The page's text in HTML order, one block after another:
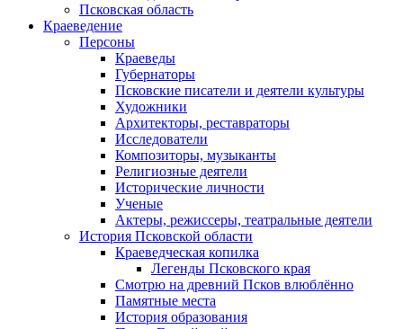
Псковская область
Краеведение
Персоны
Краеведы
Губернаторы
Псковские писатели и деятели культуры
Художники
Архитекторы, реставраторы
Исследователи
Композиторы, музыканты
Религиозные деятели
Исторические личности
Ученые
Актеры, режиссеры, театральные деятели
История Псковской области
Краеведческая копилка
Легенды Псковского края
Смотрю на древний Псков влюблённо
Памятные места
История образования